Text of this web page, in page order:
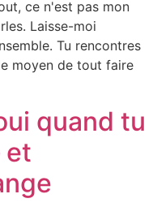
ce n'est pas mon
Laisse-moi
Tu rencontres
moyen de tout faire
quand tu
et